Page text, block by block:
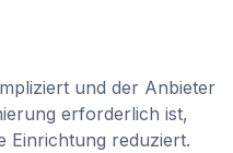
und der Anbieter
erforderlich ist,
Einrichtung reduziert.